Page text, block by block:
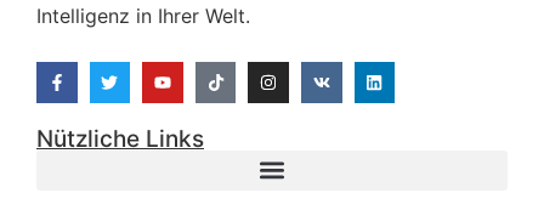
Intelligenz in Ihrer Welt.
Nützliche Links